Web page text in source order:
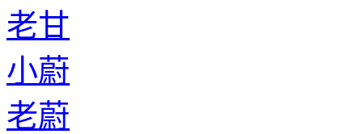
老甘
小蔚
老蔚